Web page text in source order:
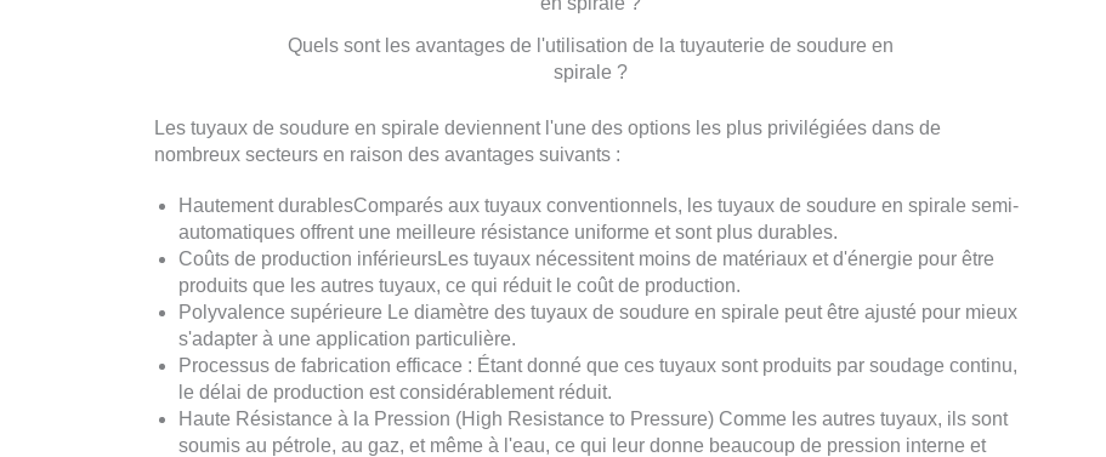
Quels sont les avantages de l'utilisation de la tuyauterie de soudure en
spirale ?
Les tuyaux de soudure en spirale deviennent l'une des options les plus privilégiées dans de
nombreux secteurs en raison des avantages suivants :
Hautement durablesComparés aux tuyaux conventionnels, les tuyaux de soudure en spirale semi-
automatiques offrent une meilleure résistance uniforme et sont plus durables.
Coûts de production inférieursLes tuyaux nécessitent moins de matériaux et d'énergie pour être
produits que les autres tuyaux, ce qui réduit le coût de production.
Polyvalence supérieure Le diamètre des tuyaux de soudure en spirale peut être ajusté pour mieux
s'adapter à une application particulière.
Processus de fabrication efficace : Étant donné que ces tuyaux sont produits par soudage continu,
le délai de production est considérablement réduit.
Haute Résistance à la Pression (High Resistance to Pressure) Comme les autres tuyaux, ils sont
soumis au pétrole, au gaz, et même à l'eau, ce qui leur donne beaucoup de pression interne et